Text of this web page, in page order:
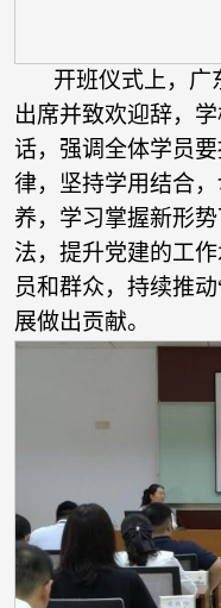
开班仪式上，广
出席并致欢迎辞，
话，强调全体学员
律，坚持学用结合
养，学习掌握新形
法，提升党建的工
员和群众，持续推
展做出贡献。